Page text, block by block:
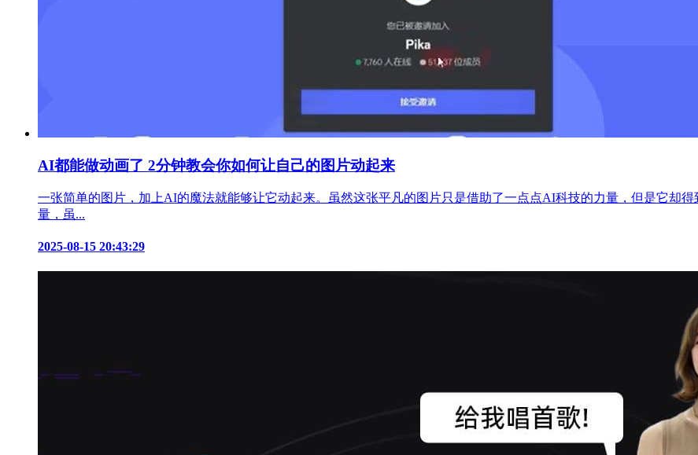
AI都能做动画了 2分钟教会你如何让自己的图片动起来
一张简单的图片，加上AI的魔法就能够让它动起来。虽然这张平凡的图片只是借助了一点点AI科技的力量，但是它却
量，虽...
2025-08-15 20:43:29